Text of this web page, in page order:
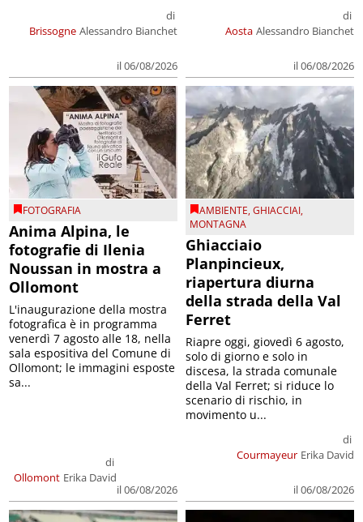
Brissogne
di
Alessandro Bianchet
il 06/08/2026
Aosta
di
Alessandro Bianchet
il 06/08/2026
FOTOGRAFIA
Anima Alpina, le
fotografie di Ilenia
Noussan in mostra a
Ollomont
Ollomont
di
Erika David
il 06/08/2026
L'inaugurazione della mostra
fotografica è in programma
venerdì 7 agosto alle 18, nella
sala espositiva del Comune di
Ollomont; le immagini esposte
sa...
AMBIENTE,GHIACCIAI,
MONTAGNA
Ghiacciaio
Planpincieux,
riapertura diurna
della strada della Val
Ferret
Courmayeur
di
Erika David
il 06/08/2026
Riapre oggi, giovedì 6 agosto,
solo di giorno e solo in
discesa, la strada comunale
della Val Ferret; si riduce lo
scenario di rischio, in
movimento u...